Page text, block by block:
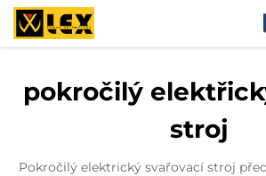
Informace o nás
Produkty
pokročilý
stroj
Pokročilý elektrický svařovací stroj